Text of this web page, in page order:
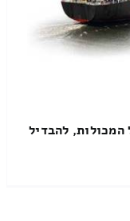
המכולות, להבדיל